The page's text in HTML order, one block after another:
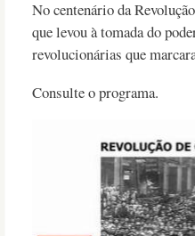
No centenário da
que levou à tomada do
revolucionárias que
Consulte o programa.